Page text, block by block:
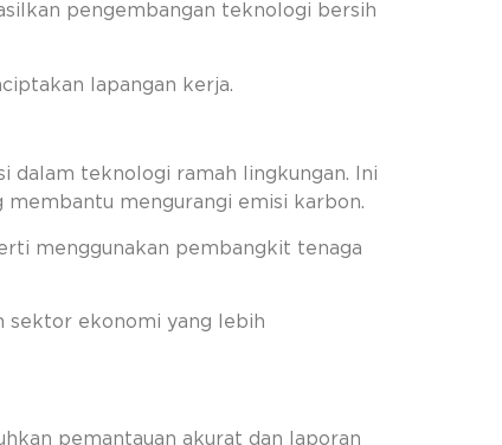
pengembangan teknologi bersih
lapangan kerja.
dalam teknologi ramah lingkungan. Ini
mengurangi emisi karbon.
menggunakan pembangkit tenaga
sektor ekonomi yang lebih
pemantauan akurat dan laporan